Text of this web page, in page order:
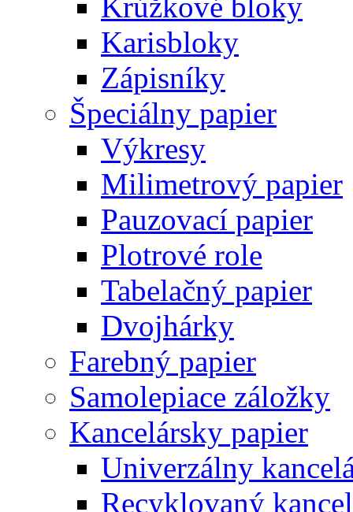
Karisbloky
Zápisníky
Špeciálny papier
Výkresy
Milimetrový papier
Pauzovací papier
Plotrové role
Tabelačný papier
Dvojhárky
Farebný papier
Samolepiace záložky
Kancelársky papier
Univerzálny
Recyklovaný